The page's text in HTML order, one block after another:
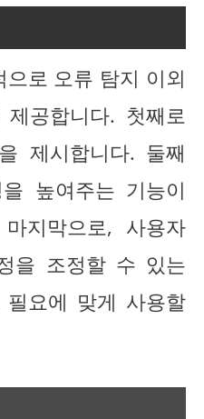
로 오류 탐지 이외
공합니다. 첫째로
제시합니다. 둘째
높여주는 기능이
지막으로, 사용자
을 조정할 수 있는
요에 맞게 사용할